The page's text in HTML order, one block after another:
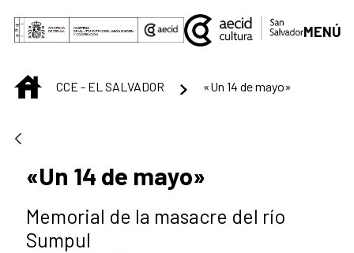
Saltar al contenido principal
MENÚ
INICIOCCE - EL SALVADOR «Un 14 de mayo»
«Un 14 de mayo»
Memorial de la masacre del río
Sumpul